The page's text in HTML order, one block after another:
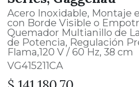
Acero Inoxidable, Montaje
con Borde Visible o
Quemador Multianillo de
de Potencia, Regulación
Flama,120 V / 60 Hz, 38 cm
VG415211CA